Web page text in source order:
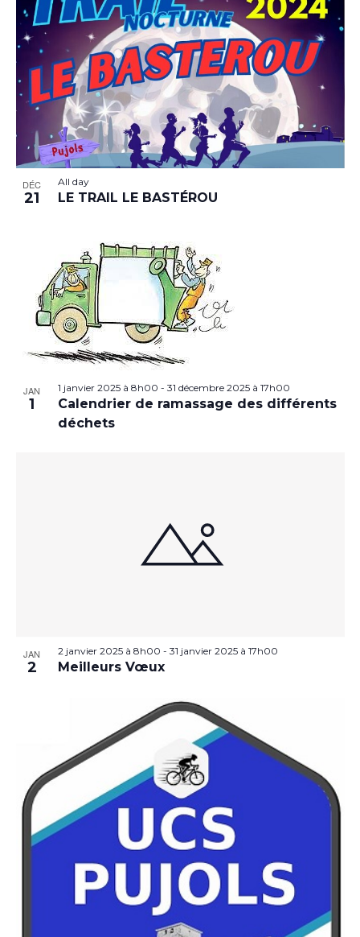
DÉC
21
All day
LE TRAIL LE BASTÉROU
JAN
1
1 janvier 2025 à 8h00 - 31 décembre 2025 à 17h00
Calendrier de ramassage des différents
déchets
JAN
2
2 janvier 2025 à 8h00 - 31 janvier 2025 à 17h00
Meilleurs Vœux